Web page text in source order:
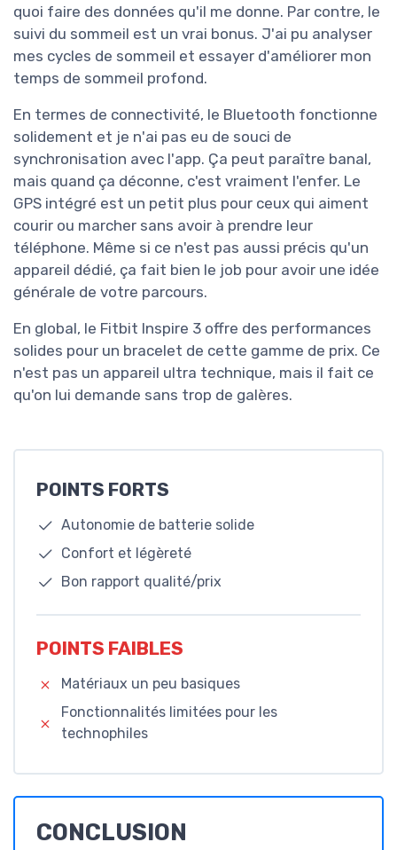
quoi faire des données qu'il me donne. Par contre, le
suivi du sommeil est un vrai bonus. J'ai pu analyser
mes cycles de sommeil et essayer d'améliorer mon
temps de sommeil profond.
En termes de connectivité, le Bluetooth fonctionne
solidement et je n'ai pas eu de souci de
synchronisation avec l'app. Ça peut paraître banal,
mais quand ça déconne, c'est vraiment l'enfer. Le
GPS intégré est un petit plus pour ceux qui aiment
courir ou marcher sans avoir à prendre leur
téléphone. Même si ce n'est pas aussi précis qu'un
appareil dédié, ça fait bien le job pour avoir une idée
générale de votre parcours.
En global, le Fitbit Inspire 3 offre des performances
solides pour un bracelet de cette gamme de prix. Ce
n'est pas un appareil ultra technique, mais il fait ce
qu'on lui demande sans trop de galères.
POINTS FORTS
Autonomie de batterie solide
Confort et légèreté
Bon rapport qualité/prix
POINTS FAIBLES
Matériaux un peu basiques
Fonctionnalités limitées pour les
technophiles
CONCLUSION